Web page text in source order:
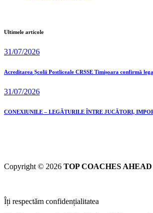
Ultimele articole
31/07/2026
Acreditarea Școlii Postliceale CRSSE Timișoara confirmă
31/07/2026
CONEXIUNILE – LEGĂTURILE ÎNTRE JUCĂTORI,
Copyright © 2026 TOP COACHES
Îți respectăm confidențialitatea